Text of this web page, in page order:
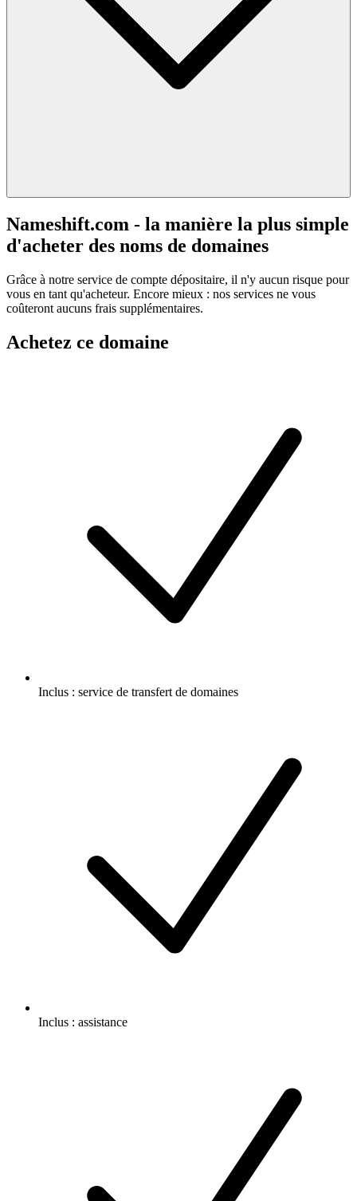
Nameshift.com - la manière la plus simple
d'acheter des noms de domaines
Grâce à notre service de compte dépositaire, il n'y aucun risque pour
vous en tant qu'acheteur. Encore mieux : nos services ne vous
coûteront aucuns frais supplémentaires.
Achetez ce domaine
Inclus : service de transfert de domaines
Inclus : assistance